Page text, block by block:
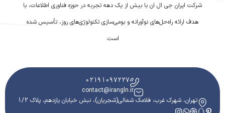
شرکت ایران جی ال ان با بیش از یک دهه تجربه در حوزه فناوری اطلاعات، با
هدف ارائه راه‌حل‌های نوآورانه و بومی‌سازی تکنولوژی‌های روز، تأسیس شده
است.
02191097227
contact@irangln.ir
تهران، شهرک غرب، فلامک شمالی(شجریان)، نبش خیابان یازدهم، پلاک 1/2